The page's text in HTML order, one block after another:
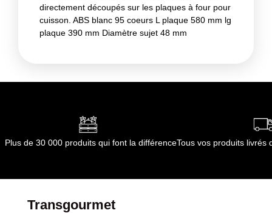
directement découpés sur les plaques à four pour
cuisson. ABS blanc 95 coeurs L plaque 580 mm lg
plaque 390 mm Diamètre sujet 48 mm
Plus de 30 000 produits qui font la différenceTous vos produits livrés
Transgourmet